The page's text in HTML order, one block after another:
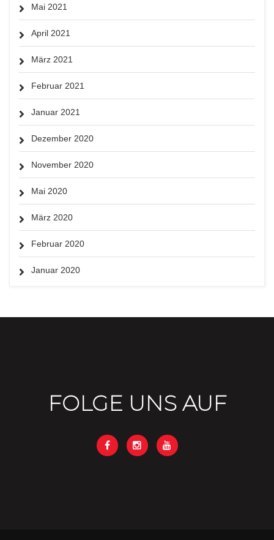
Mai 2021
April 2021
März 2021
Februar 2021
Januar 2021
Dezember 2020
November 2020
Mai 2020
März 2020
Februar 2020
Januar 2020
FOLGE UNS AUF